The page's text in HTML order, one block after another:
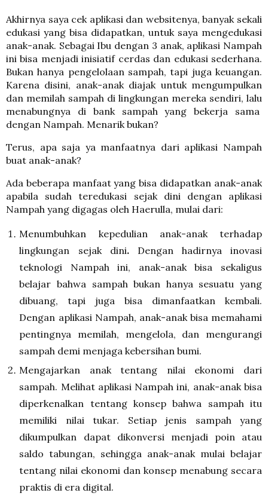
Akhirnya saya cek aplikasi dan websitenya, banyak sekali
edukasi yang bisa didapatkan, untuk saya mengedukasi
anak-anak. Sebagai Ibu dengan 3 anak, aplikasi Nampah
ini bisa menjadi inisiatif cerdas dan edukasi sederhana.
Bukan hanya pengelolaan sampah, tapi juga keuangan.
Karena disini, anak-anak diajak untuk mengumpulkan
dan memilah sampah di lingkungan mereka sendiri, lalu
menabungnya di bank sampah yang bekerja sama
dengan Nampah. Menarik bukan?
Terus, apa saja ya manfaatnya dari aplikasi Nampah
buat anak-anak?
Ada beberapa manfaat yang bisa didapatkan anak-anak
apabila sudah teredukasi sejak dini dengan aplikasi
Nampah yang digagas oleh Haerulla, mulai dari:
Menumbuhkan kepedulian anak-anak terhadap
lingkungan sejak dini.Dengan hadirnya inovasi
teknologi Nampah ini, anak-anak bisa sekaligus
belajar bahwa sampah bukan hanya sesuatu yang
dibuang, tapi juga bisa dimanfaatkan kembali.
Dengan aplikasi Nampah, anak-anak bisa memahami
pentingnya memilah, mengelola, dan mengurangi
sampah demi menjaga kebersihan bumi.
Mengajarkan anak tentang nilai ekonomi dari
sampah. Melihat aplikasi Nampah ini, anak-anak bisa
diperkenalkan tentang konsep bahwa sampah itu
memiliki nilai tukar. Setiap jenis sampah yang
dikumpulkan dapat dikonversi menjadi poin atau
saldo tabungan, sehingga anak-anak mulai belajar
tentang nilai ekonomi dan konsep menabung secara
praktis di era digital.